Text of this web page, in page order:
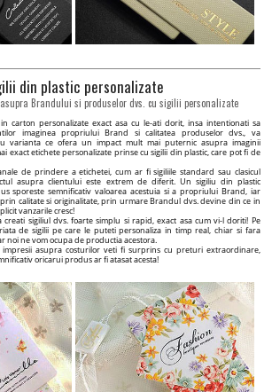
din plastic personalizate
Brandului si produselor dvs. cu sigilii personalizate
carton personalizate exact asa cu le-ati dorit, insa intentionati sa
imaginea propriului Brand si calitatea produselor dvs., va
varianta ce ofera un impact mult mai puternic asupra imaginii
exact etichete personalizate prinse cu sigilii din plastic, care pot fi de
de prindere a etichetei, cum ar fi sigiliile standard sau clasicul
asupra clientului este extrem de diferit. Un sigiliu din plastic
sporeste semnificativ valoarea acestuia si a propriului Brand, iar
calitate si originalitate, prin urmare Brandul dvs. devine din ce in
vanzarile cresc!
creati sigiliul dvs. foarte simplu si rapid, exact asa cum vi-l doriti! Pe
de sigilii pe care le puteti personaliza in timp real, chiar si fara
noi ne vom ocupa de productia acestora.
asupra costurilor veti fi surprins cu preturi extraordinare,
oricarui produs ar fi atasat acesta!